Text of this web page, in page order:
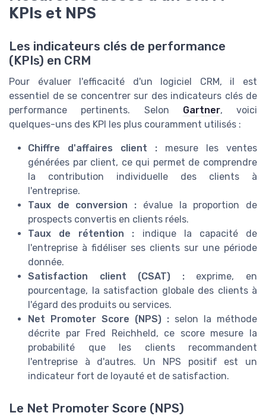
KPIs et NPS
Les indicateurs clés de performance
(KPIs) en CRM
Pour évaluer l'efficacité d'un logiciel CRM, il est
essentiel de se concentrer sur des indicateurs clés de
performance pertinents. Selon Gartner, voici
quelques-uns des KPI les plus couramment utilisés :
Chiffre d'affaires client : mesure les ventes
générées par client, ce qui permet de comprendre
la contribution individuelle des clients à
l'entreprise.
Taux de conversion : évalue la proportion de
prospects convertis en clients réels.
Taux de rétention : indique la capacité de
l'entreprise à fidéliser ses clients sur une période
donnée.
Satisfaction client (CSAT) :exprime, en
pourcentage, la satisfaction globale des clients à
l'égard des produits ou services.
Net Promoter Score (NPS) : selon la méthode
décrite par Fred Reichheld, ce score mesure la
probabilité que les clients recommandent
l'entreprise à d'autres. Un NPS positif est un
indicateur fort de loyauté et de satisfaction.
Le Net Promoter Score (NPS)